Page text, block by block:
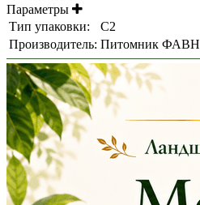
Параметры
Тип упаковки:
С2
Производитель: Питомник ФАВН